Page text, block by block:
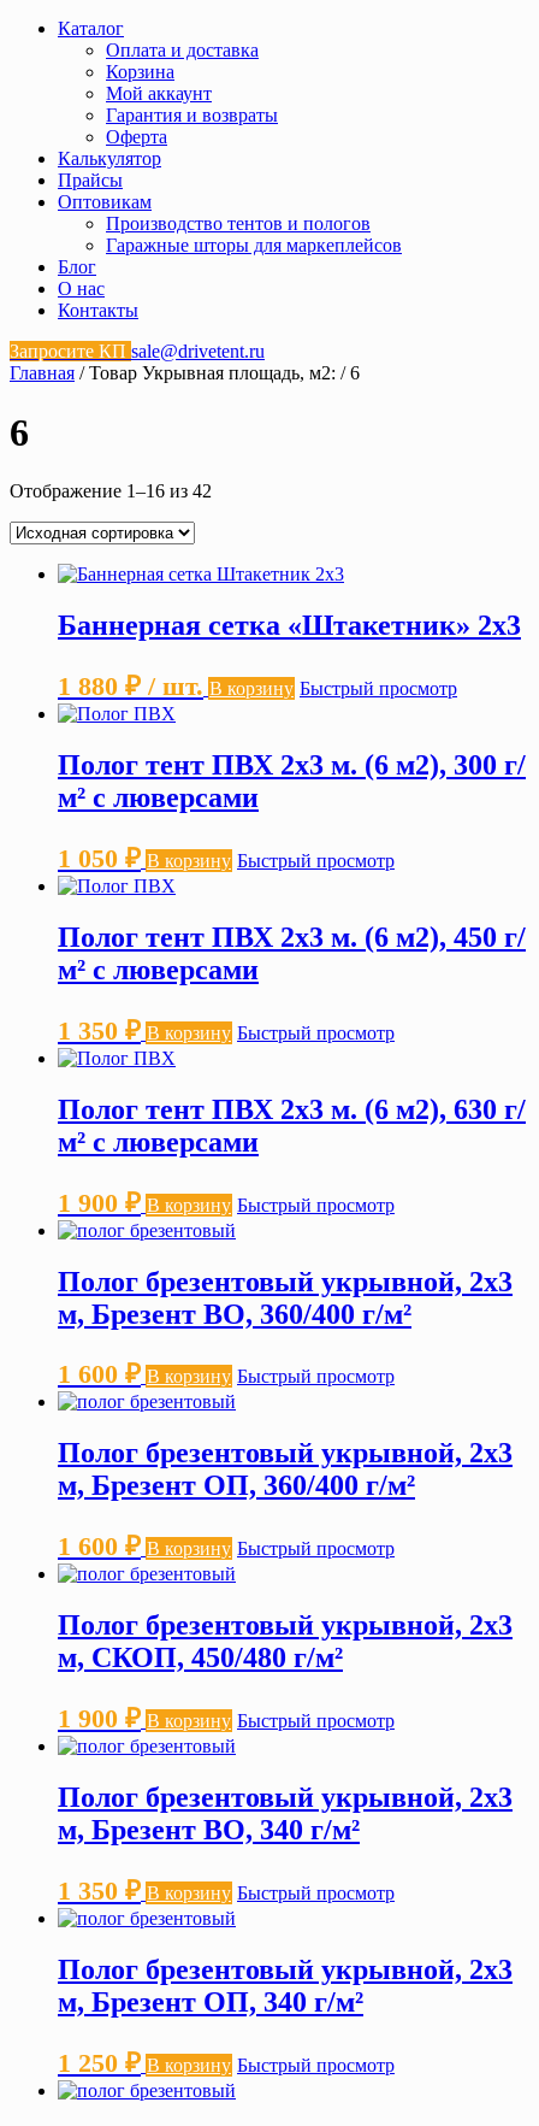
Каталог
Оплата и доставка
Корзина
Мой аккаунт
Гарантия и возвраты
Оферта
Калькулятор
Прайсы
Оптовикам
Производство тентов и пологов
Гаражные шторы для маркеплейсов
Блог
О нас
Контакты
Запросите КП sale@drivetent.ru
Главная / Товар Укрывная площадь, м2: / 6
6
Отображение 1–16 из 42
Баннерная сетка «Штакетник» 2х3
1 880 ₽ / шт. В корзину Быстрый просмотр
Полог тент ПВХ 2х3 м. (6 м2), 300 г/
м² с люверсами
1 050 ₽ В корзину Быстрый просмотр
Полог тент ПВХ 2х3 м. (6 м2), 450 г/
м² с люверсами
1 350 ₽ В корзину Быстрый просмотр
Полог тент ПВХ 2х3 м. (6 м2), 630 г/
м² с люверсами
1 900 ₽ В корзину Быстрый просмотр
Полог брезентовый укрывной, 2х3
м, Брезент ВО, 360/400 г/м²
1 600 ₽ В корзину Быстрый просмотр
Полог брезентовый укрывной, 2х3
м, Брезент ОП, 360/400 г/м²
1 600 ₽ В корзину Быстрый просмотр
Полог брезентовый укрывной, 2х3
м, СКОП, 450/480 г/м²
1 900 ₽ В корзину Быстрый просмотр
Полог брезентовый укрывной, 2х3
м, Брезент ВО, 340 г/м²
1 350 ₽ В корзину Быстрый просмотр
Полог брезентовый укрывной, 2х3
м, Брезент ОП, 340 г/м²
1 250 ₽ В корзину Быстрый просмотр